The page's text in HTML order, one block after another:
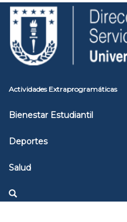
Pasar
contenido
principal
Toggle
high
contrast
Actividades Extraprogramáticas
Bienestar Estudiantil
Deportes
Salud